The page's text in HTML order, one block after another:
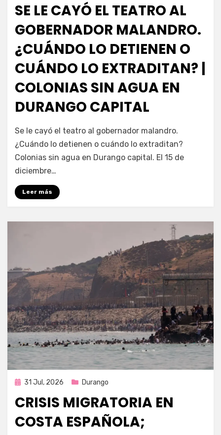
SE LE CAYÓ EL TEATRO AL
GOBERNADOR MALANDRO.
¿CUÁNDO LO DETIENEN O
CUÁNDO LO EXTRADITAN? |
COLONIAS SIN AGUA EN
DURANGO CAPITAL
por Fernando Miranda Servín
Se le cayó el teatro al gobernador malandro.
¿Cuándo lo detienen o cuándo lo extraditan?
Colonias sin agua en Durango capital. El 15 de
diciembre…
Leer más
Publicada
31 Jul, 2026 Durango
CRISIS MIGRATORIA EN
COSTA ESPAÑOLA;